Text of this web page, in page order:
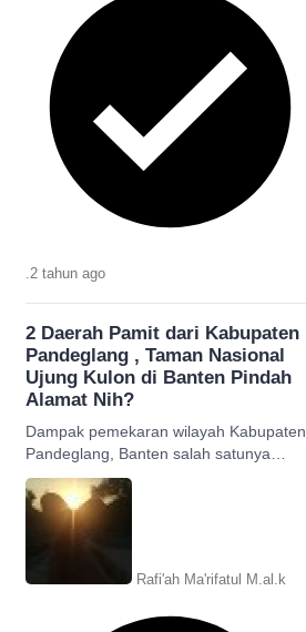
.2 tahun ago
2 Daerah Pamit dari Kabupaten
Pandeglang , Taman Nasional
Ujung Kulon di Banten Pindah
Alamat Nih?
Dampak pemekaran wilayah Kabupaten
Pandeglang, Banten salah satunya
adalah Taman Nasional Ujung Kulon
berpotensi 'pindah' kabupaten.
Rafi'ah Ma'rifatul M.al.k